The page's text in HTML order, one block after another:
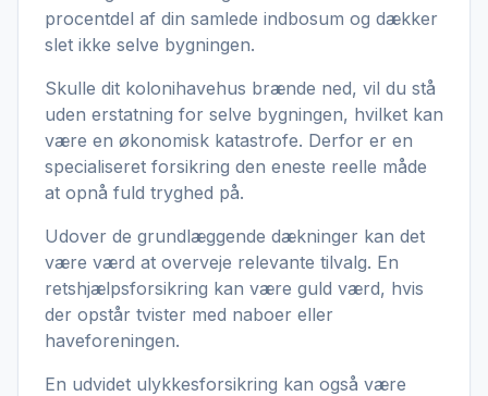
procentdel af din samlede indbosum og dækker
slet ikke selve bygningen.
Skulle dit kolonihavehus brænde ned, vil du stå
uden erstatning for selve bygningen, hvilket kan
være en økonomisk katastrofe. Derfor er en
specialiseret forsikring den eneste reelle måde
at opnå fuld tryghed på.
Udover de grundlæggende dækninger kan det
være værd at overveje relevante tilvalg. En
retshjælpsforsikring kan være guld værd, hvis
der opstår tvister med naboer eller
haveforeningen.
En udvidet ulykkesforsikring kan også være